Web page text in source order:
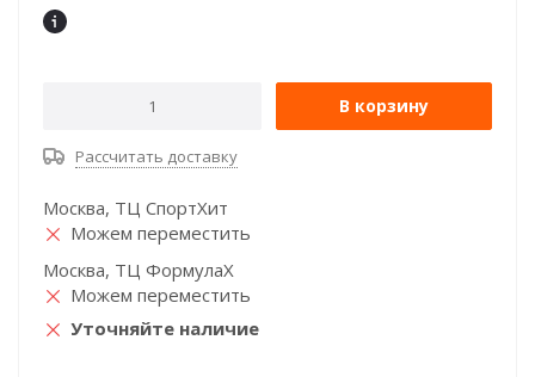
В корзину
Рассчитать доставку
Москва, ТЦ СпортХит
Можем переместить
Москва, ТЦ ФормулаХ
Можем переместить
Уточняйте наличие